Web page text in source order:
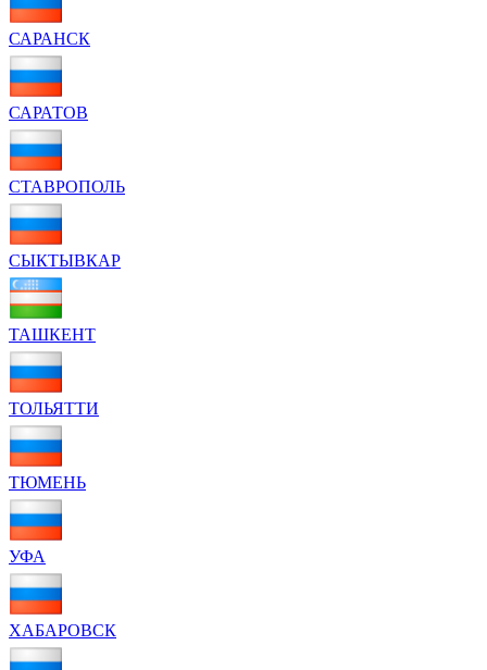
САРАНСК
САРАТОВ
СТАВРОПОЛЬ
СЫКТЫВКАР
ТАШКЕНТ
ТОЛЬЯТТИ
ТЮМЕНЬ
УФА
ХАБАРОВСК